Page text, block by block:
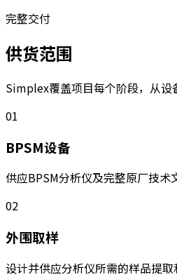
完整交付
供货范围
Simplex覆盖项目每个阶段，从设
01
BPSM设备
供应BPSM分析仪及完整原厂技术
02
外围取样
设计并供应分析仪所需的样品提取